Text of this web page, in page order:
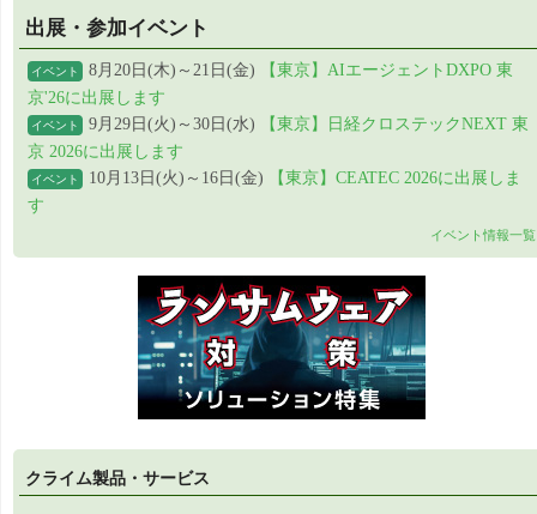
出展・参加イベント
イベント 8月20日(木)～21日(金)
【東京】AIエージェントDXPO 東
京'26に出展します
イベント 9月29日(火)～30日(水)
【東京】日経クロステックNEXT 東
京 2026に出展します
イベント 10月13日(火)～16日(金)
【東京】CEATEC 2026に出展しま
す
イベント情報一覧
クライム製品・サービス